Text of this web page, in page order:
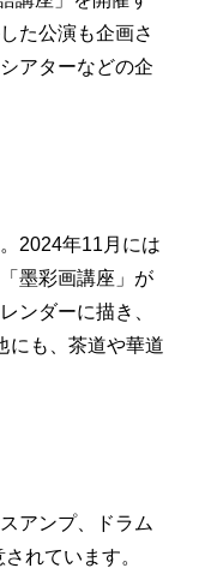
た公演も企画さ
アターなどの企
2024年11月には
墨彩画講座」が
ンダーに描き、
にも、茶道や華道
アンプ、ドラム
れています。